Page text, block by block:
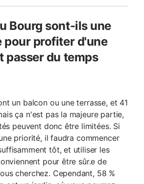
Bourg sont-ils une
pour profiter d'une
passer du temps
un balcon ou une terrasse, et 41
ça n'est pas la majeure partie,
peuvent donc être limitées. Si
priorité, il faudra commencer
tôt, et utiliser les
pour être sûr.e de
cherchez. Cependant, 58 %